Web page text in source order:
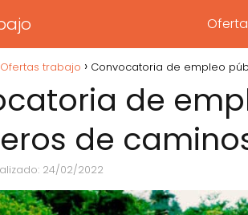
Ofertas trabajo Convocatoria de empleo
de
de
24/02/2022